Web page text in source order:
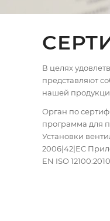
В целях
представляют
нашей
Орган по
программа для
Установки
2006|42|EC
EN ISO